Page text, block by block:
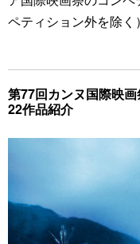
ペティション外を除く
第77回カンヌ国際映
22作品紹介